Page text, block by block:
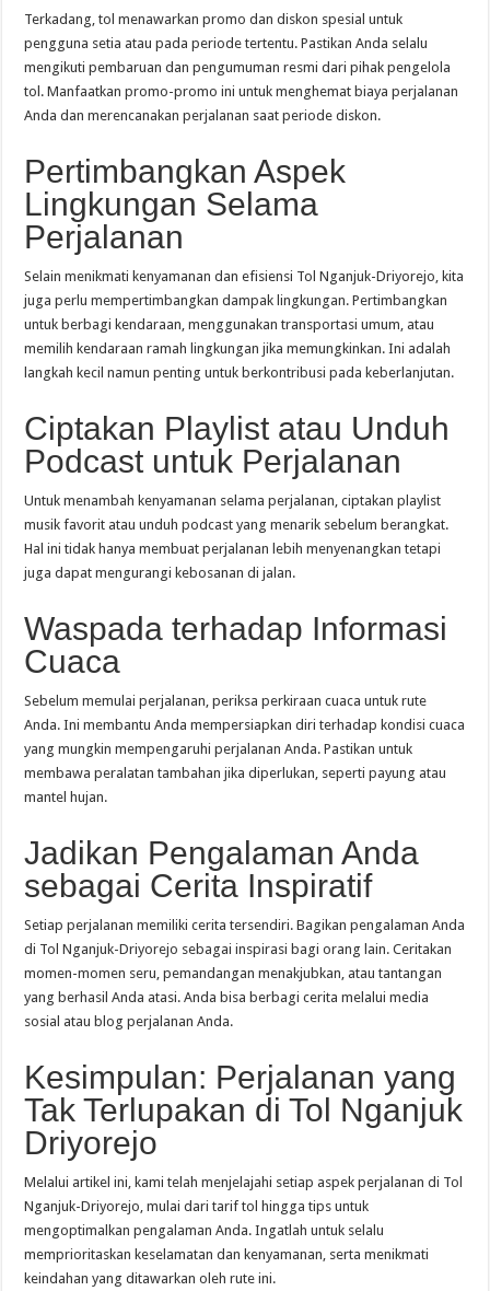
Terkadang, tol menawarkan promo dan diskon spesial untuk
pengguna setia atau pada periode tertentu. Pastikan Anda selalu
mengikuti pembaruan dan pengumuman resmi dari pihak pengelola
tol. Manfaatkan promo-promo ini untuk menghemat biaya perjalanan
Anda dan merencanakan perjalanan saat periode diskon.
Pertimbangkan Aspek
Lingkungan Selama
Perjalanan
Selain menikmati kenyamanan dan efisiensi Tol Nganjuk-Driyorejo, kita
juga perlu mempertimbangkan dampak lingkungan. Pertimbangkan
untuk berbagi kendaraan, menggunakan transportasi umum, atau
memilih kendaraan ramah lingkungan jika memungkinkan. Ini adalah
langkah kecil namun penting untuk berkontribusi pada keberlanjutan.
Ciptakan Playlist atau Unduh
Podcast untuk Perjalanan
Untuk menambah kenyamanan selama perjalanan, ciptakan playlist
musik favorit atau unduh podcast yang menarik sebelum berangkat.
Hal ini tidak hanya membuat perjalanan lebih menyenangkan tetapi
juga dapat mengurangi kebosanan di jalan.
Waspada terhadap Informasi
Cuaca
Sebelum memulai perjalanan, periksa perkiraan cuaca untuk rute
Anda. Ini membantu Anda mempersiapkan diri terhadap kondisi cuaca
yang mungkin mempengaruhi perjalanan Anda. Pastikan untuk
membawa peralatan tambahan jika diperlukan, seperti payung atau
mantel hujan.
Jadikan Pengalaman Anda
sebagai Cerita Inspiratif
Setiap perjalanan memiliki cerita tersendiri. Bagikan pengalaman Anda
di Tol Nganjuk-Driyorejo sebagai inspirasi bagi orang lain. Ceritakan
momen-momen seru, pemandangan menakjubkan, atau tantangan
yang berhasil Anda atasi. Anda bisa berbagi cerita melalui media
sosial atau blog perjalanan Anda.
Kesimpulan: Perjalanan yang
Tak Terlupakan di Tol Nganjuk
Driyorejo
Melalui artikel ini, kami telah menjelajahi setiap aspek perjalanan di Tol
Nganjuk-Driyorejo, mulai dari tarif tol hingga tips untuk
mengoptimalkan pengalaman Anda. Ingatlah untuk selalu
memprioritaskan keselamatan dan kenyamanan, serta menikmati
keindahan yang ditawarkan oleh rute ini.